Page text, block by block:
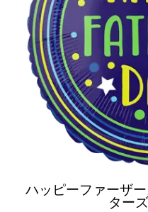
ハッピーファーザ
ター